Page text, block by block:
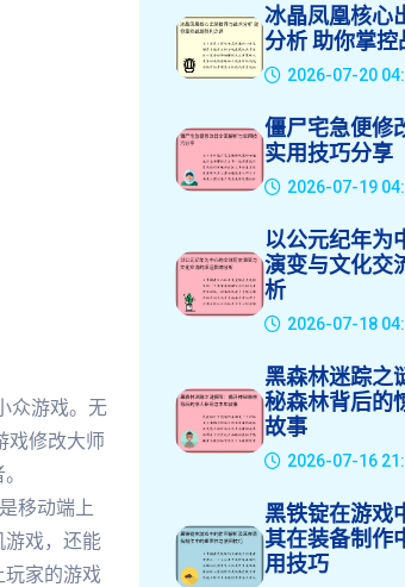
众游戏。无
戏修改大师
移动端上
游戏，还能
玩家的游戏
冰晶凤凰核心
分析 助你掌
2026-07-20
僵尸宅急便修
实用技巧分享
2026-07-19
以公元纪年为
演变与文化交
析
2026-07-18
黑森林迷踪之
秘森林背后的
故事
2026-07-16
黑铁锭在游戏
其在装备制作
用技巧